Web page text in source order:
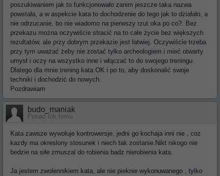
poszukiwaniem jak to funkcjonowało zanim jeszcze taka nazwa
powstała, a w aspekcie kata to dochodzenie do tego jak to działało, a
nie odrzucanie, bo nie wiadomo na pierwszy rzut oka po co?. Bez
przekazu można oczywiście stracić na to całe życie bez większych
rezultatów, ale przy dobrym przekazie jest łatwiej. Oczywiście trzeba
przy tym uważać żeby nie zostać tylko archeologiem i mieć otwarty
umysł i oczy na wszystko inne i włączać to do swojego treningu.
Dlatego dla mnie trening kata OK i po to, aby doskonalić swoje
techniki i dochodzić do nowych.
Pozdrawiam
budo_maniak
Ponad rok temu
Kata zawsze wywołuje kontrowersje, jedni go kochaja inni nie , coz
kazdy ma okreslony stosunek i niech tak zostanie.Nikt nikogo nie
bedzie na siłe zmuszal do robienia badz nierobienia kata.
Ja jestem zwolennikiem kata, ale nie pieknie wykonuwanego , tylko